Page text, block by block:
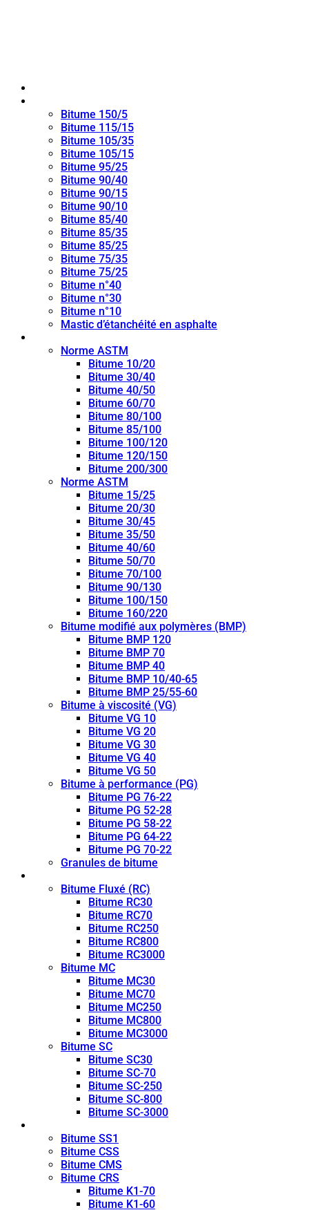
Bitume 150/5
Bitume 115/15
Bitume 105/35
Bitume 105/15
Bitume 95/25
Bitume 90/40
Bitume 90/15
Bitume 90/10
Bitume 85/40
Bitume 85/35
Bitume 85/25
Bitume 75/35
Bitume 75/25
Bitume n°40
Bitume n°30
Bitume n°10
Mastic d’étanchéité en asphalte
Norme ASTM
Bitume 10/20
Bitume 30/40
Bitume 40/50
Bitume 60/70
Bitume 80/100
Bitume 85/100
Bitume 100/120
Bitume 120/150
Bitume 200/300
Norme ASTM
Bitume 15/25
Bitume 20/30
Bitume 30/45
Bitume 35/50
Bitume 40/60
Bitume 50/70
Bitume 70/100
Bitume 90/130
Bitume 100/150
Bitume 160/220
Bitume modifié aux polymères (BMP)
Bitume BMP 120
Bitume BMP 70
Bitume BMP 40
Bitume BMP 10/40-65
Bitume BMP 25/55-60
Bitume à viscosité (VG)
Bitume VG 10
Bitume VG 20
Bitume VG 30
Bitume VG 40
Bitume VG 50
Bitume à performance (PG)
Bitume PG 76-22
Bitume PG 52-28
Bitume PG 58-22
Bitume PG 64-22
Bitume PG 70-22
Granules de bitume
Bitume Fluxé (RC)
Bitume RC30
Bitume RC70
Bitume RC250
Bitume RC800
Bitume RC3000
Bitume MC
Bitume MC30
Bitume MC70
Bitume MC250
Bitume MC800
Bitume MC3000
Bitume SC
Bitume SC30
Bitume SC-70
Bitume SC-250
Bitume SC-800
Bitume SC-3000
Bitume SS1
Bitume CSS
Bitume CMS
Bitume CRS
Bitume K1-70
Bitume K1-60